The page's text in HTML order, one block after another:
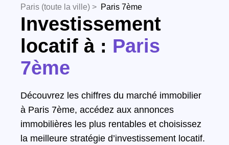
Paris (toute la ville) > Paris 7ème
Investissement
locatif à : Paris
7ème
Découvrez les chiffres du marché immobilier
à Paris 7ème, accédez aux annonces
immobilières les plus rentables et choisissez
la meilleure stratégie d’investissement locatif.